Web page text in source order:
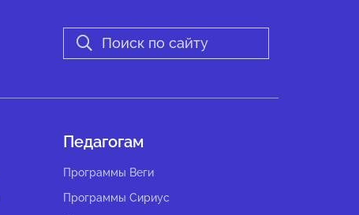
Педагогам
Программы Веги
Программы Сириус